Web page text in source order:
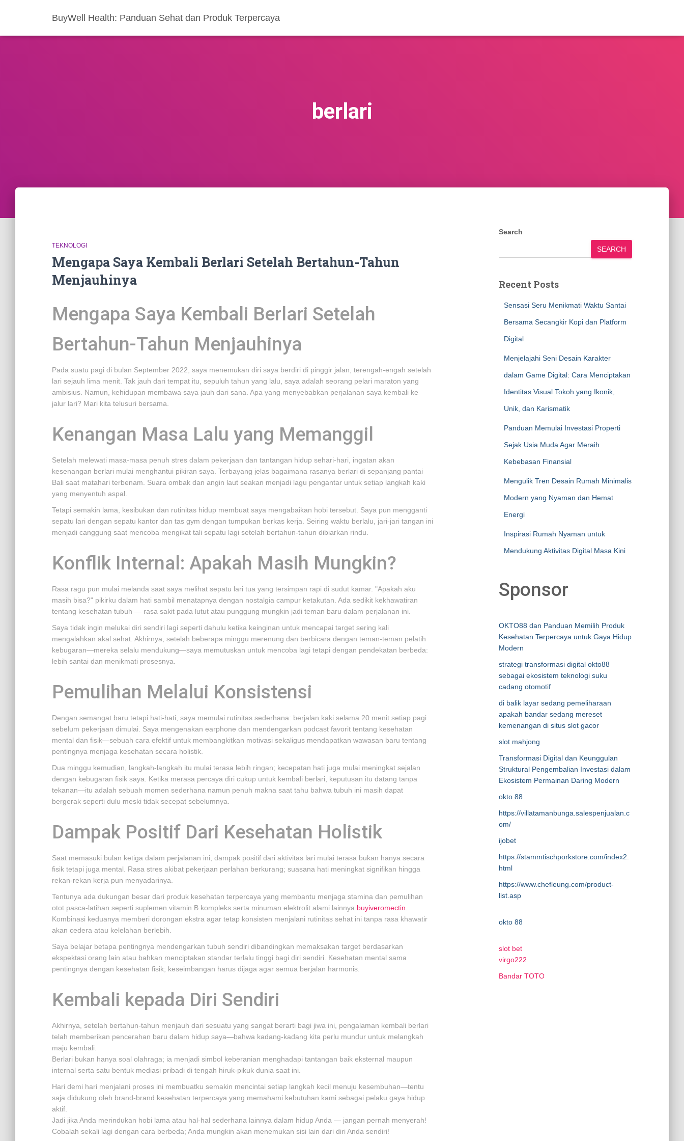
BuyWell Health: Panduan Sehat dan Produk Terpercaya
berlari
TEKNOLOGI
Mengapa Saya Kembali Berlari Setelah Bertahun-Tahun
Menjauhinya
Mengapa Saya Kembali Berlari Setelah
Bertahun-Tahun Menjauhinya
Pada suatu pagi di bulan September 2022, saya menemukan diri saya berdiri di pinggir jalan, terengah-engah setelah
lari sejauh lima menit. Tak jauh dari tempat itu, sepuluh tahun yang lalu, saya adalah seorang pelari maraton yang
ambisius. Namun, kehidupan membawa saya jauh dari sana. Apa yang menyebabkan perjalanan saya kembali ke
jalur lari? Mari kita telusuri bersama.
Kenangan Masa Lalu yang Memanggil
Setelah melewati masa-masa penuh stres dalam pekerjaan dan tantangan hidup sehari-hari, ingatan akan
kesenangan berlari mulai menghantui pikiran saya. Terbayang jelas bagaimana rasanya berlari di sepanjang pantai
Bali saat matahari terbenam. Suara ombak dan angin laut seakan menjadi lagu pengantar untuk setiap langkah kaki
yang menyentuh aspal.
Tetapi semakin lama, kesibukan dan rutinitas hidup membuat saya mengabaikan hobi tersebut. Saya pun mengganti
sepatu lari dengan sepatu kantor dan tas gym dengan tumpukan berkas kerja. Seiring waktu berlalu, jari-jari tangan ini
menjadi canggung saat mencoba mengikat tali sepatu lagi setelah bertahun-tahun dibiarkan rindu.
Konflik Internal: Apakah Masih Mungkin?
Rasa ragu pun mulai melanda saat saya melihat sepatu lari tua yang tersimpan rapi di sudut kamar. "Apakah aku
masih bisa?" pikirku dalam hati sambil menatapnya dengan nostalgia campur ketakutan. Ada sedikit kekhawatiran
tentang kesehatan tubuh — rasa sakit pada lutut atau punggung mungkin jadi teman baru dalam perjalanan ini.
Saya tidak ingin melukai diri sendiri lagi seperti dahulu ketika keinginan untuk mencapai target sering kali
mengalahkan akal sehat. Akhirnya, setelah beberapa minggu merenung dan berbicara dengan teman-teman pelatih
kebugaran—mereka selalu mendukung—saya memutuskan untuk mencoba lagi tetapi dengan pendekatan berbeda:
lebih santai dan menikmati prosesnya.
Pemulihan Melalui Konsistensi
Dengan semangat baru tetapi hati-hati, saya memulai rutinitas sederhana: berjalan kaki selama 20 menit setiap pagi
sebelum pekerjaan dimulai. Saya mengenakan earphone dan mendengarkan podcast favorit tentang kesehatan
mental dan fisik—sebuah cara efektif untuk membangkitkan motivasi sekaligus mendapatkan wawasan baru tentang
pentingnya menjaga kesehatan secara holistik.
Dua minggu kemudian, langkah-langkah itu mulai terasa lebih ringan; kecepatan hati juga mulai meningkat sejalan
dengan kebugaran fisik saya. Ketika merasa percaya diri cukup untuk kembali berlari, keputusan itu datang tanpa
tekanan—itu adalah sebuah momen sederhana namun penuh makna saat tahu bahwa tubuh ini masih dapat
bergerak seperti dulu meski tidak secepat sebelumnya.
Dampak Positif Dari Kesehatan Holistik
Saat memasuki bulan ketiga dalam perjalanan ini, dampak positif dari aktivitas lari mulai terasa bukan hanya secara
fisik tetapi juga mental. Rasa stres akibat pekerjaan perlahan berkurang; suasana hati meningkat signifikan hingga
rekan-rekan kerja pun menyadarinya.
Tentunya ada dukungan besar dari produk kesehatan terpercaya yang membantu menjaga stamina dan pemulihan
otot pasca-latihan seperti suplemen vitamin B kompleks serta minuman elektrolit alami lainnya buyiveromectin
Kombinasi keduanya memberi dorongan ekstra agar tetap konsisten menjalani rutinitas sehat ini tanpa rasa khawatir
akan cedera atau kelelahan berlebih.
Saya belajar betapa pentingnya mendengarkan tubuh sendiri dibandingkan memaksakan target berdasarkan
ekspektasi orang lain atau bahkan menciptakan standar terlalu tinggi bagi diri sendiri. Kesehatan mental sama
pentingnya dengan kesehatan fisik; keseimbangan harus dijaga agar semua berjalan harmonis.
Kembali kepada Diri Sendiri
Akhirnya, setelah bertahun-tahun menjauh dari sesuatu yang sangat berarti bagi jiwa ini, pengalaman kembali berlari
telah memberikan pencerahan baru dalam hidup saya—bahwa kadang-kadang kita perlu mundur untuk melangkah
maju kembali.
Berlari bukan hanya soal olahraga; ia menjadi simbol keberanian menghadapi tantangan baik eksternal maupun
internal serta satu bentuk mediasi pribadi di tengah hiruk-pikuk dunia saat ini.
Hari demi hari menjalani proses ini membuatku semakin mencintai setiap langkah kecil menuju kesembuhan—tentu
saja didukung oleh brand-brand kesehatan terpercaya yang memahami kebutuhan kami sebagai pelaku gaya hidup
aktif.
Jadi jika Anda merindukan hobi lama atau hal-hal sederhana lainnya dalam hidup Anda — jangan pernah menyerah!
Cobalah sekali lagi dengan cara berbeda; Anda mungkin akan menemukan sisi lain dari diri Anda sendiri!
Search
SEARCH
Recent Posts
Sensasi Seru Menikmati Waktu Santai
Bersama Secangkir Kopi dan Platform
Digital
Menjelajahi Seni Desain Karakter
dalam Game Digital: Cara Menciptakan
Identitas Visual Tokoh yang Ikonik,
Unik, dan Karismatik
Panduan Memulai Investasi Properti
Sejak Usia Muda Agar Meraih
Kebebasan Finansial
Mengulik Tren Desain Rumah Minimalis
Modern yang Nyaman dan Hemat
Energi
Inspirasi Rumah Nyaman untuk
Mendukung Aktivitas Digital Masa Kini
Sponsor
OKTO88 dan Panduan Memilih Produk
Kesehatan Terpercaya untuk Gaya Hidup
Modern
strategi transformasi digital okto88
sebagai ekosistem teknologi suku
cadang otomotif
di balik layar sedang pemeliharaan
apakah bandar sedang mereset
kemenangan di situs slot gacor
slot mahjong
Transformasi Digital dan Keunggulan
Struktural Pengembalian Investasi dalam
Ekosistem Permainan Daring Modern
okto 88
https://villatamanbunga.salespenjualan.c
om/
ijobet
https://stammtischporkstore.com/index2.
html
https://www.chefleung.com/product-
list.asp
okto 88
slot bet
virgo222
Bandar TOTO